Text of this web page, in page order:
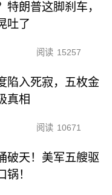
特朗普这脚刹车，
吐了
阅读 15257
陷入死寂，五枚金
真相
阅读 10671
破天！美军五艘驱
锅！